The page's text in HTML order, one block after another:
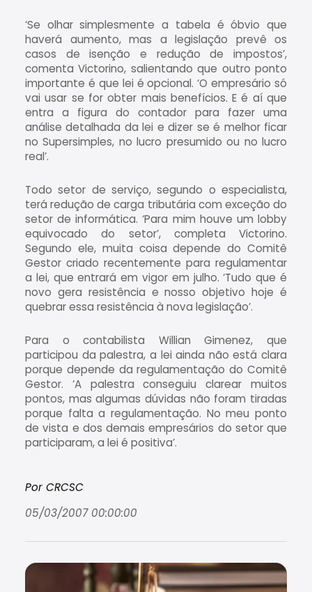
‘Se olhar simplesmente a tabela é óbvio que
haverá aumento, mas a legislação prevê os
casos de isenção e redução de impostos’,
comenta Victorino, salientando que outro ponto
importante é que lei é opcional. ‘O empresário só
vai usar se for obter mais benefícios. E é aí que
entra a figura do contador para fazer uma
análise detalhada da lei e dizer se é melhor ficar
no Supersimples, no lucro presumido ou no lucro
real’.
Todo setor de serviço, segundo o especialista,
terá redução de carga tributária com exceção do
setor de informática. ‘Para mim houve um lobby
equivocado do setor’, completa Victorino.
Segundo ele, muita coisa depende do Comitê
Gestor criado recentemente para regulamentar
a lei, que entrará em vigor em julho. ‘Tudo que é
novo gera resistência e nosso objetivo hoje é
quebrar essa resistência à nova legislação’.
Para o contabilista Willian Gimenez, que
participou da palestra, a lei ainda não está clara
porque depende da regulamentação do Comitê
Gestor. ‘A palestra conseguiu clarear muitos
pontos, mas algumas dúvidas não foram tiradas
porque falta a regulamentação. No meu ponto
de vista e dos demais empresários do setor que
participaram, a lei é positiva’.
Por CRCSC
05/03/2007 00:00:00